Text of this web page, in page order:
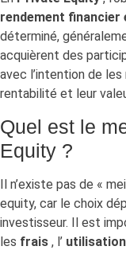
rendement financier
déterminé,
acquièrent des
avec l’intention de
rentabilité et leur
Quel est le
Equity ?
Il n’existe pas de «
equity, car le choix
investisseur. Il est
les frais , l’